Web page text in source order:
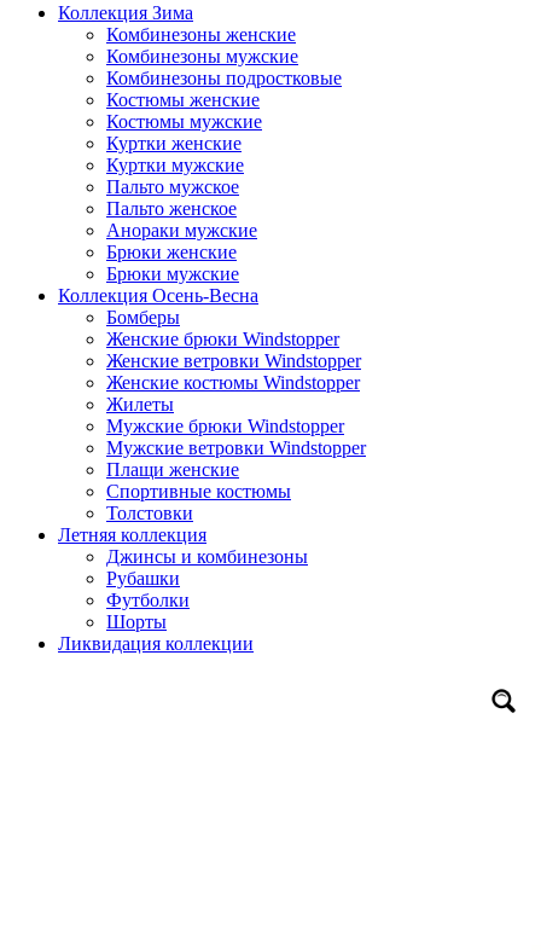
Коллекция Зима
Комбинезоны женские
Комбинезоны мужские
Комбинезоны подростковые
Костюмы женские
Костюмы мужские
Куртки женские
Куртки мужские
Пальто мужское
Пальто женское
Анораки мужские
Брюки женские
Брюки мужские
Коллекция Осень-Весна
Бомберы
Женские брюки Windstopper
Женские ветровки Windstopper
Женские костюмы Windstopper
Жилеты
Мужские брюки Windstopper
Мужские ветровки Windstopper
Плащи женские
Спортивные костюмы
Толстовки
Летняя коллекция
Джинсы и комбинезоны
Рубашки
Футболки
Шорты
Ликвидация коллекции